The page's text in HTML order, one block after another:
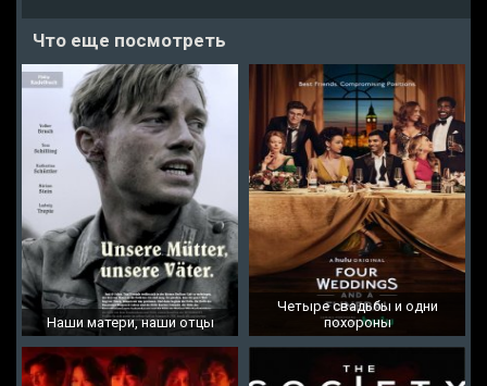
Что еще посмотреть
Наши матери, наши отцы
Четыре свадьбы и одни
похороны